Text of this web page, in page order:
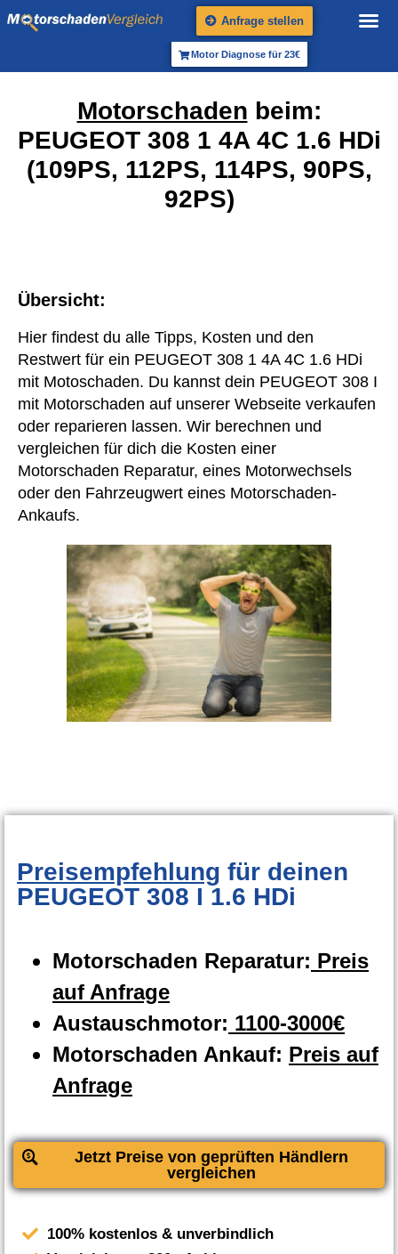
Anfrage stellen
Motor Diagnose für 23€
Motorschaden beim:
PEUGEOT 308 1 4A 4C 1.6 HDi
(109PS, 112PS, 114PS, 90PS,
92PS)
Übersicht:
Hier findest du alle Tipps, Kosten und den
Restwert für ein PEUGEOT 308 1 4A 4C 1.6 HDi
mit Motoschaden. Du kannst dein PEUGEOT 308 I
mit Motorschaden auf unserer Webseite verkaufen
oder reparieren lassen. Wir berechnen und
vergleichen für dich die Kosten einer
Motorschaden Reparatur, eines Motorwechsels
oder den Fahrzeugwert eines Motorschaden-
Ankaufs.
Preisempfehlung für deinen
PEUGEOT 308 I 1.6 HDi
Motorschaden Reparatur: Preis
auf Anfrage
Austauschmotor: 1100-3000€
Motorschaden Ankauf: Preis auf
Anfrage
Jetzt Preise von geprüften Händlern
vergleichen
100% kostenlos & unverbindlich